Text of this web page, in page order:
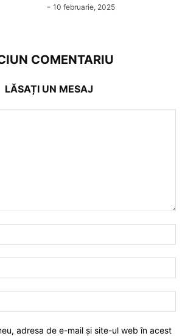
- 10 februarie, 2025
COMENTARIU
LĂSAȚI UN MESAJ
adresa de e-mail și site-ul web în acest